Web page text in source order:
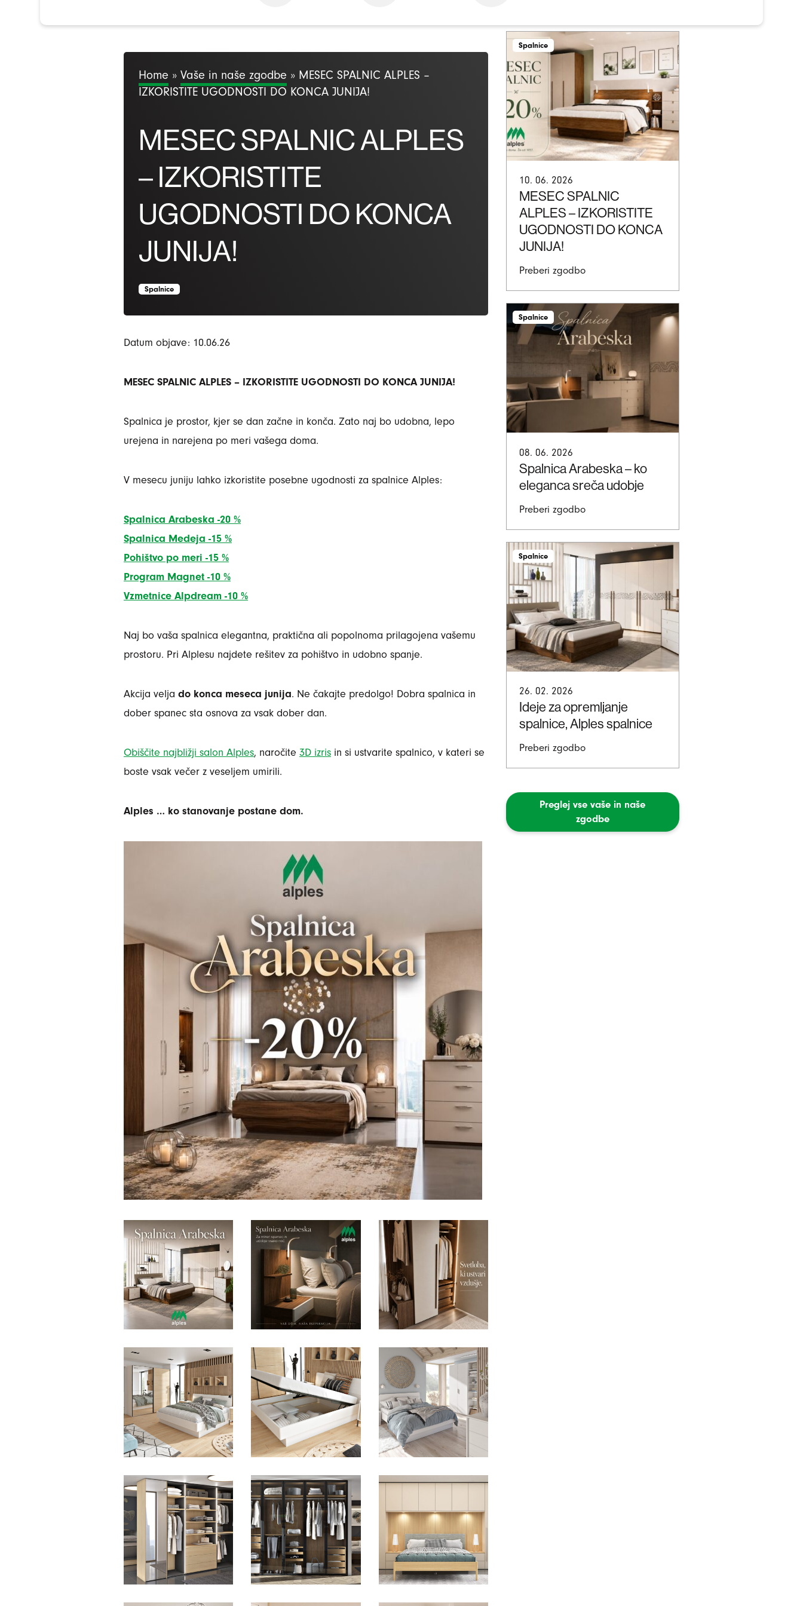
Home » Vaše in naše zgodbe » MESEC SPALNIC ALPLES –
IZKORISTITE UGODNOSTI DO KONCA JUNIJA!
MESEC SPALNIC ALPLES
– IZKORISTITE
UGODNOSTI DO KONCA
JUNIJA!
Spalnice
Datum objave: 10.06.26
MESEC SPALNIC ALPLES – IZKORISTITE UGODNOSTI DO KONCA JUNIJA!
Spalnica je prostor, kjer se dan začne in konča. Zato naj bo udobna, lepo
urejena in narejena po meri vašega doma.
V mesecu juniju lahko izkoristite posebne ugodnosti za spalnice Alples:
Spalnica Arabeska -20 %
Spalnica Medeja -15 %
Pohištvo po meri -15 %
Program Magnet -10 %
Vzmetnice Alpdream -10 %
Naj bo vaša spalnica elegantna, praktična ali popolnoma prilagojena vašemu
prostoru. Pri Alplesu najdete rešitev za pohištvo in udobno spanje.
Akcija velja do konca meseca junija. Ne čakajte predolgo! Dobra spalnica in
dober spanec sta osnova za vsak dober dan.
Obiščite najbližji salon Alples, naročite 3D izris in si ustvarite spalnico, v kateri se
boste vsak večer z veseljem umirili.
Alples … ko stanovanje postane dom.
Spalnice
10. 06. 2026
MESEC SPALNIC
ALPLES – IZKORISTITE
UGODNOSTI DO KONCA
JUNIJA!
Preberi zgodbo
Spalnice
08. 06. 2026
Spalnica Arabeska – ko
eleganca sreča udobje
Preberi zgodbo
Spalnice
26. 02. 2026
Ideje za opremljanje
spalnice, Alples spalnice
Preberi zgodbo
Preglej vse vaše in naše
zgodbe